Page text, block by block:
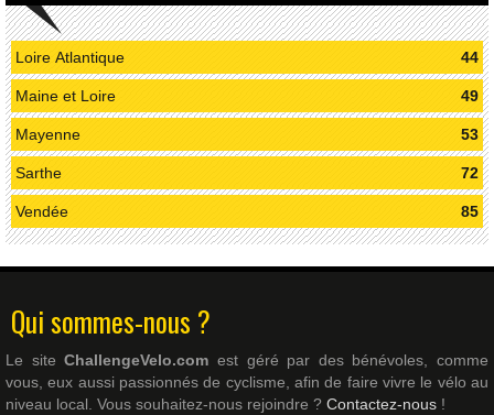
Loire Atlantique 44
Maine et Loire 49
Mayenne 53
Sarthe 72
Vendée 85
Qui sommes-nous ?
Le siteChallengeVelo.com est géré par des bénévoles, comme
vous, eux aussi passionnés de cyclisme, afin de faire vivre le vélo au
niveau local. Vous souhaitez-nous rejoindre ? Contactez-nous !